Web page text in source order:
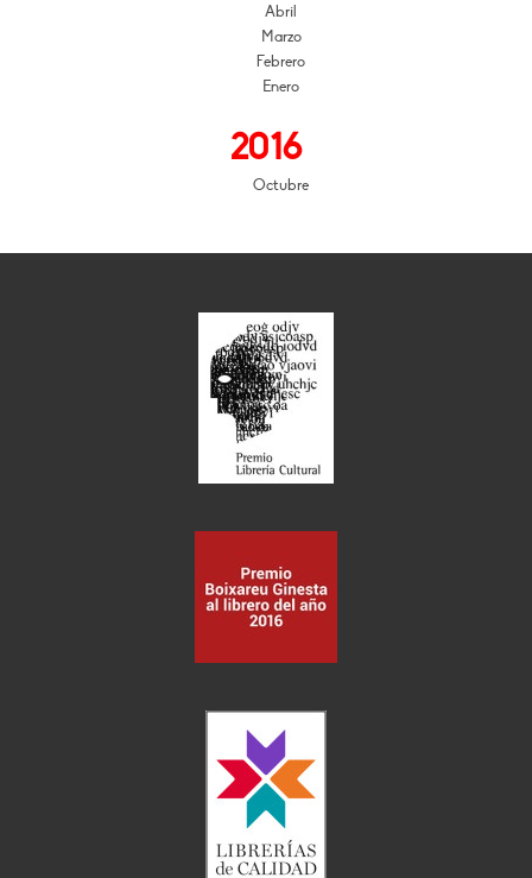
Abril
Marzo
Febrero
Enero
2016
Octubre